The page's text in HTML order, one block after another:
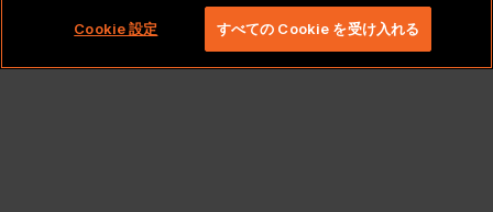
rights reserved。
Cookie 設定 すべての Cookie を受け入れる